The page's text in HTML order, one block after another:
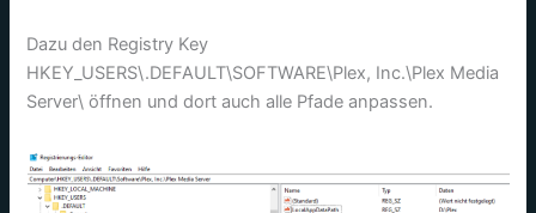
Dazu den Registry Key
HKEY_USERS\.DEFAULT\SOFTWARE\Plex, Inc.\Plex Media
Server\ öffnen und dort auch alle Pfade anpassen.